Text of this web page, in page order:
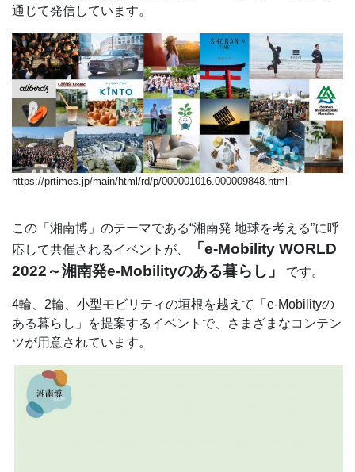
通じて発信しています。
https://prtimes.jp/main/html/rd/p/000001016.000009848.html
この「湘南博」のテーマである“湘南発 地球を考える”に呼
応して共催されるイベントが、
「e-Mobility WORLD
2022～湘南発e-Mobilityのある暮らし」
です。
4輪、2輪、小型モビリティの垣根を越えて「e-Mobilityの
ある暮らし」を提案するイベントで、さまざまなコンテン
ツが用意されています。